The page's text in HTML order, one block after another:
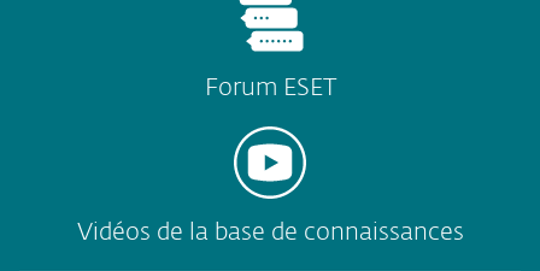
Forum ESET
Vidéos de la base de connaissances